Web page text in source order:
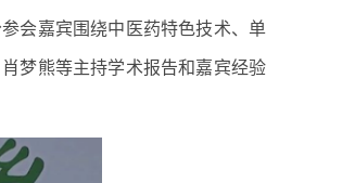
会嘉宾围绕中医药特色技术、单
梦熊等主持学术报告和嘉宾经验